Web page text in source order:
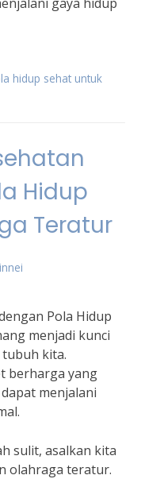
hidup sehat untuk
Hidup
Teratur
Pola Hidup
menjadi kunci
kita.
berharga yang
menjalani
sulit, asalkan kita
olahraga teratur.